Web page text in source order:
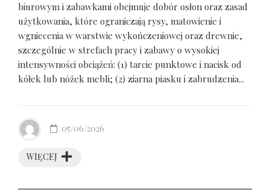
biurowym i zabawkami obejmuje dobór osłon oraz zasad
użytkowania, które ograniczają rysy, matowienie i
wgniecenia w warstwie wykończeniowej oraz drewnie,
szczególnie w strefach pracy i zabawy o wysokiej
intensywności obciążeń: (1) tarcie punktowe i nacisk od
kółek lub nóżek mebli; (2) ziarna piasku i zabrudzenia...
WIĘCEJ
05/06/2026